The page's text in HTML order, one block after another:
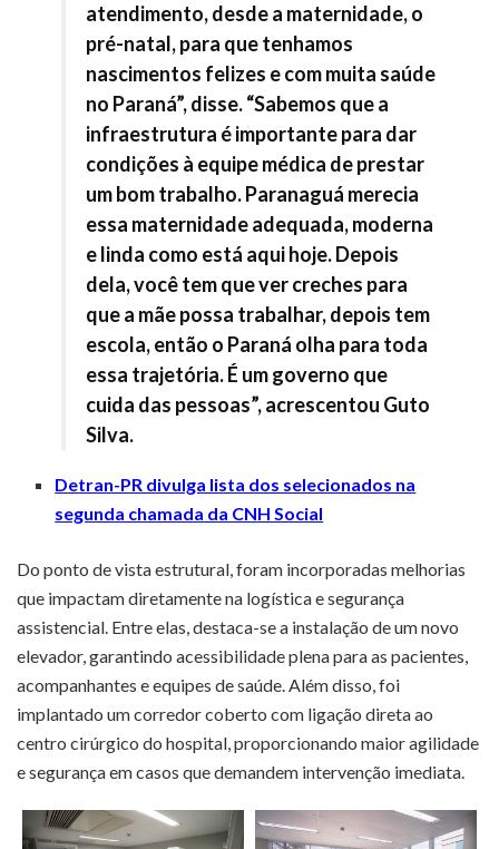
atendimento, desde a maternidade, o
pré-natal, para que tenhamos
nascimentos felizes e com muita saúde
no Paraná”, disse. “Sabemos que a
infraestrutura é importante para dar
condições à equipe médica de prestar
um bom trabalho. Paranaguá merecia
essa maternidade adequada, moderna
e linda como está aqui hoje. Depois
dela, você tem que ver creches para
que a mãe possa trabalhar, depois tem
escola, então o Paraná olha para toda
essa trajetória. É um governo que
cuida das pessoas”, acrescentou Guto
Silva.
Detran-PR divulga lista dos selecionados na
segunda chamada da CNH Social
Do ponto de vista estrutural, foram incorporadas melhorias
que impactam diretamente na logística e segurança
assistencial. Entre elas, destaca-se a instalação de um novo
elevador, garantindo acessibilidade plena para as pacientes,
acompanhantes e equipes de saúde. Além disso, foi
implantado um corredor coberto com ligação direta ao
centro cirúrgico do hospital, proporcionando maior agilidade
e segurança em casos que demandem intervenção imediata.